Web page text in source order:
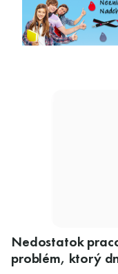
Nedostatok
problém, ktorý